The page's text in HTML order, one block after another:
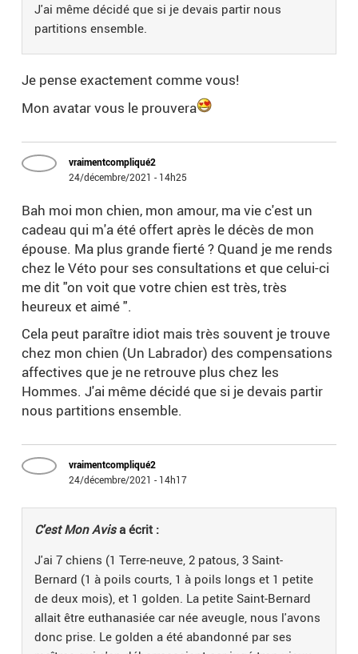
J'ai même décidé que si je devais partir nous
partitions ensemble.
Je pense exactement comme vous!
Mon avatar vous le prouvera
vraimentcompliqué2
24/décembre/2021 - 14h25
Bah moi mon chien, mon amour, ma vie c'est un
cadeau qui m'a été offert après le décès de mon
épouse. Ma plus grande fierté ? Quand je me rends
chez le Véto pour ses consultations et que celui-ci
me dit "on voit que votre chien est très, très
heureux et aimé ".
Cela peut paraître idiot mais très souvent je trouve
chez mon chien (Un Labrador) des compensations
affectives que je ne retrouve plus chez les
Hommes. J'ai même décidé que si je devais partir
nous partitions ensemble.
vraimentcompliqué2
24/décembre/2021 - 14h17
C'est Mon Avisa écrit :
J'ai 7 chiens (1 Terre-neuve, 2 patous, 3 Saint-
Bernard (1 à poils courts, 1 à poils longs et 1 petite
de deux mois), et 1 golden. La petite Saint-Bernard
allait être euthanasiée car née aveugle, nous l'avons
donc prise. Le golden a été abandonné par ses